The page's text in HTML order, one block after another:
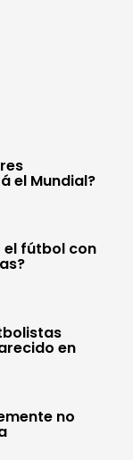
el Mundial?
el fútbol con
en
no